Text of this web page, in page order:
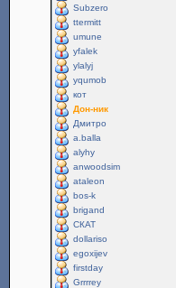
Subzero
ttermitt
umune
yfalek
ylalyj
yqumob
кот
Дон-ник
Дмитро
a.balla
alyhy
anwoodsim
ataleon
bos-k
brigand
СКАТ
dollariso
egoxijev
firstday
Grrrrey